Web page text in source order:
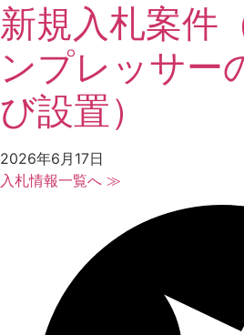
新規入札案件
ンプレッサー
び設置）
2026年6月17日
入札情報一覧へ ≫